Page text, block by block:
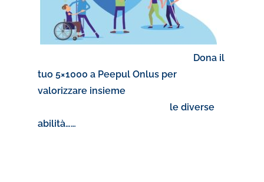
Dona il
tuo 5×1000 a Peepul Onlus per
valorizzare insieme
le diverse
abilità……